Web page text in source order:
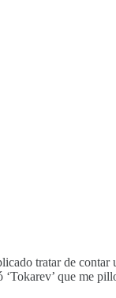
tratar de contar
que me